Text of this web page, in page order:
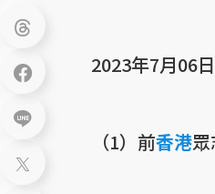
2023年7月06
（1）前香港